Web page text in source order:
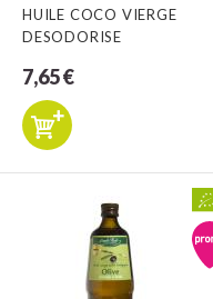
HUILE COCO VIERGE
DESODORISE
7,65 €